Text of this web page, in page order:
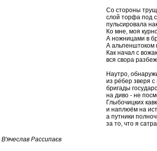
Со стороны
слой торфа под
пульсировала
Ко мне, моя
А ножницами в
А альпенштоком
Как начал с
вся свора
Наутро,
из рёбер зверя
бригады
на диво - не
Глыбочицких
и наплюём на
а путники
за то, что я
В'ячеслав Рассипаєв